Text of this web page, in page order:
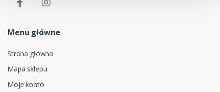
Menu główne
Strona główna
Mapa sklepu
Moje konto